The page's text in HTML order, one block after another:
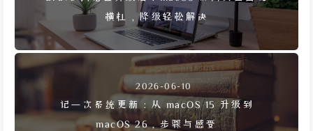
横杠，降级轻松解决
2026-06-10
记一次系统更新：从 macOS 15 升级到
macOS 26，步骤与感受